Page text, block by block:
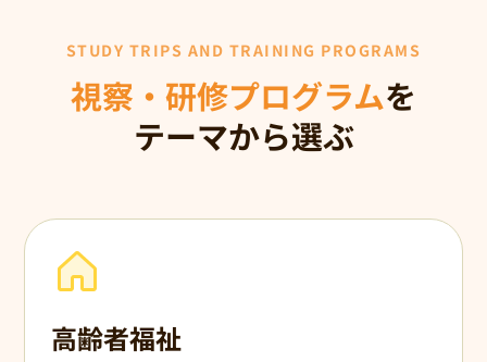
STUDY TRIPS AND TRAINING PROGRAMS
視察・研修プログラムを
テーマから選ぶ
高齢者福祉